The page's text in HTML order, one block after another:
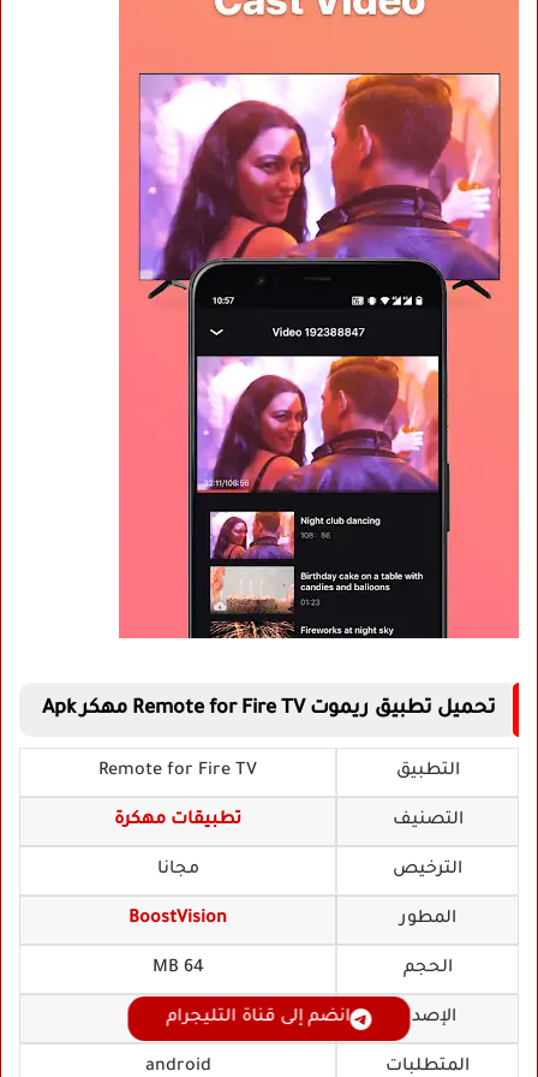
تحميل تطبيق ريموت Remote for Fire TV مهكر Apk
التطبيق Remote for Fire TV
التصنيف تطبيقات مهكرة
الترخيص مجانا
المطور BoostVision
الحجم 64 MB
الإصدار v1.9.9
المتطلبات android
انضم إلى قناة التليجرام